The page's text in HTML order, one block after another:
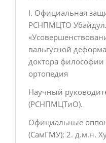
I. Официальная
РСНПМЦТО
вальгусной
доктора философии
ортопедия
Научный
(РСНПМЦТиО).
Официальные
(СамГМУ); 2. д.м.н.